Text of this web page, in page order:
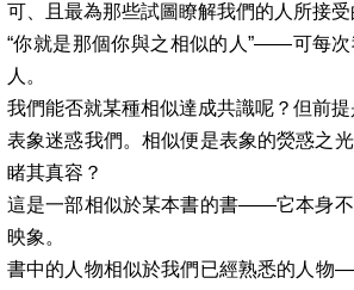
可、且最為那些試圖瞭解我們的人所接受
“你就是那個你與之相似的人”——可每
人。
我們能否就某種相似達成共識呢？但前提
表象迷惑我們。相似便是表象的熒惑之
睹其真容？
這是一部相似於某本書的書——它本身
映象。
書中的人物相似於我們已經熟悉的人物